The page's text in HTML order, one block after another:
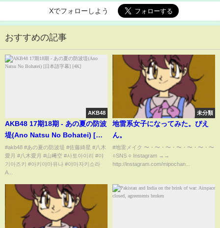
Xでフォローしよう
おすすめの記事
AKB48
AKB48 17期18期 - あの夏の防波
堤(Ano Natsu No Bohatei) [日
本語字幕] [4K]
#akb48 #あの夏の防波堤 #佐藤綺星 #八木
愛月 #八木愛月 #山﨑空 #사토아이리 #야
기아즈키 #아키야마유나 #야마자키소라
A...
未分類
地雷系女子になってみた。ぴえ
ん。
#地雷メイク 〜・〜・〜・〜・〜・〜・〜
○SNS ○ Instagram →→
http://instagram.com/mipochan...